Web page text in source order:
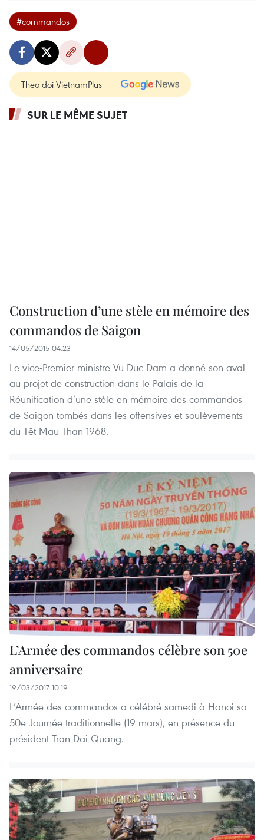
#commandos
Theo dõi VietnamPlus
SUR LE MÊME SUJET
Construction d’une stèle en mémoire des
commandos de Saigon
14/05/2015 04:23
Le vice-Premier ministre Vu Duc Dam a donné son aval
au projet de construction dans le Palais de la
Réunification d’une stèle en mémoire des commandos
de Saigon tombés dans les offensives et soulèvements
du Têt Mau Than 1968.
L’Armée des commandos célèbre son 50e
anniversaire
19/03/2017 10:19
L’Armée des commandos a célébré samedi à Hanoi sa
50e Journée traditionnelle (19 mars), en présence du
président Tran Dai Quang.